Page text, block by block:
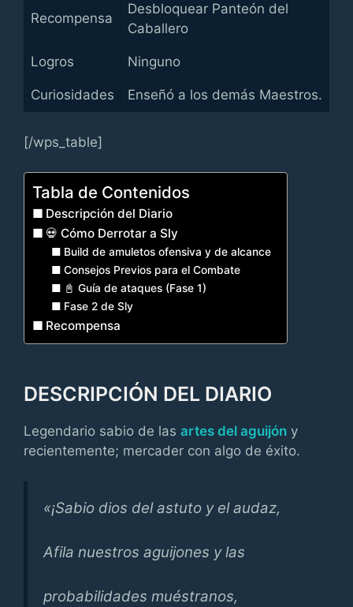
Recompensa
Desbloquear Panteón del
Caballero
Logros Ninguno
Curiosidades Enseñó a los demás Maestros.
[/wps_table]
Tabla de Contenidos
Descripción del Diario
💀 Cómo Derrotar a Sly
Build de amuletos ofensiva y de alcance
Consejos Previos para el Combate
📓 Guía de ataques (Fase 1)
Fase 2 de Sly
Recompensa
DESCRIPCIÓN DEL DIARIO
Legendario sabio de las artes del aguijón y
recientemente; mercader con algo de éxito.
«¡Sabio dios del astuto y el audaz,
Afila nuestros aguijones y las
probabilidades muéstranos,